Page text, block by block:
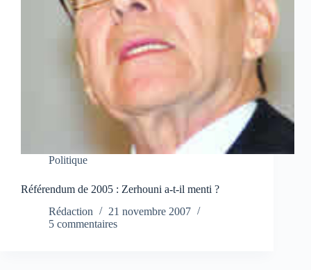
Politique
Référendum de 2005 : Zerhouni a-t-il menti ?
Rédaction
21 novembre 2007
5 commentaires